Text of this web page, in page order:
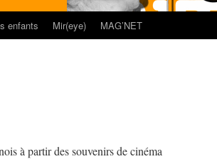
enfants Mir(eye) MAG’NET
à partir des souvenirs de cinéma